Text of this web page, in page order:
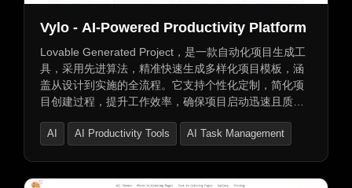
Vylo - AI-Powered Productivity Platform
Lovable Generated Project，是一款自动化项目生成工
具，采用先进算法，精准快速生成多样化项目模板，涵
盖从设计到实施的全流程。它支持个性化定制，简化项
目创建过程，提升工作效率，确保项目启动迅速且质量
速生成闪卡及测验，一站式管理任务、学习材料和进
AI AI Productivity Tools AI Task Management